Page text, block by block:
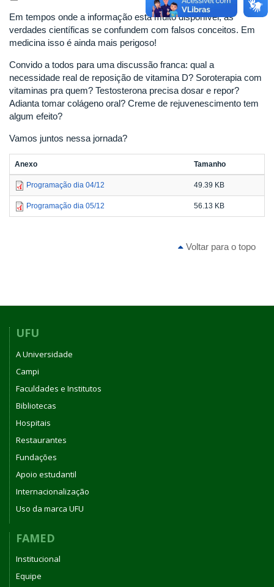
Em tempos onde a informação está muito disponível, as
verdades científicas se confundem com falsos conceitos. Em
medicina isso é ainda mais perigoso!
Convido a todos para uma discussão franca: qual a
necessidade real de reposição de vitamina D? Soroterapia com
vitaminas pra quem? Testosterona precisa dosar e repor?
Adianta tomar colágeno oral? Creme de rejuvenescimento tem
algum efeito?
Vamos juntos nessa jornada?
Anexo Tamanho
Programação dia 04/12 49.39 KB
Programação dia 05/12 56.13 KB
Voltar para o topo
UFU
A Universidade
Campi
Faculdades e Institutos
Bibliotecas
Hospitais
Restaurantes
Fundações
Apoio estudantil
Internacionalização
Uso da marca UFU
FAMED
Institucional
Equipe